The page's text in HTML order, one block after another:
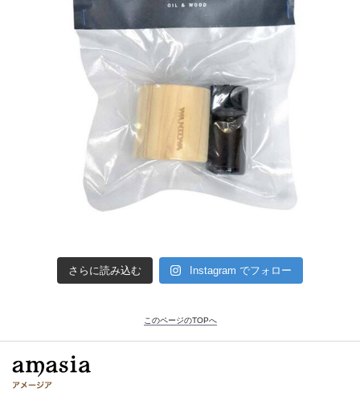
さらに読み込む Instagram でフォロー
このページのTOPへ